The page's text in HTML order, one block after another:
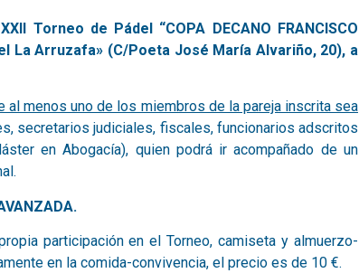
XXII Torneo de Pádel “COPA DECANO FRANCISCO
La Arruzafa» (C/Poeta José María Alvariño, 20), a
al menos uno de los miembros de la pareja inscrita sea
secretarios judiciales, fiscales, funcionarios adscritos
en Abogacía), quien podrá ir acompañado de un
participación en el Torneo, camiseta y almuerzo-
en la comida-convivencia, el precio es de 10 €.